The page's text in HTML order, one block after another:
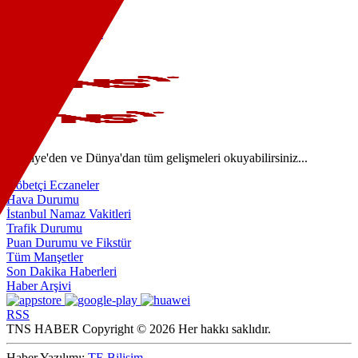
Türkiye'den ve Dünya'dan tüm gelişmeleri okuyabilirsiniz...
Nöbetçi Eczaneler
Hava Durumu
İstanbul Namaz Vakitleri
Trafik Durumu
Puan Durumu ve Fikstür
Tüm Manşetler
Son Dakika Haberleri
Haber Arşivi
RSS
TNS HABER Copyright © 2026 Her hakkı saklıdır.